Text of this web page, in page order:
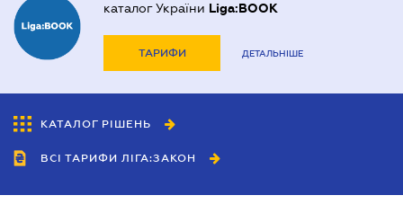
каталог України Liga:BOOK
ТАРИФИ ДЕТАЛЬНІШЕ
КАТАЛОГ РІШЕНЬ
ВСІ ТАРИФИ ЛІГА:ЗАКОН